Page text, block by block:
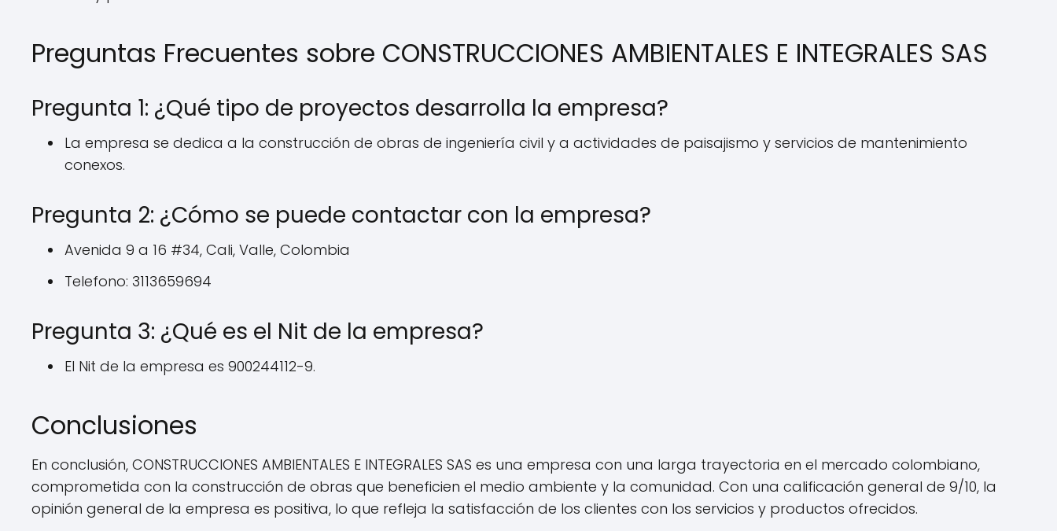
Preguntas Frecuentes sobre CONSTRUCCIONES AMBIENTALES E INTEGRALES SAS
Pregunta 1: ¿Qué tipo de proyectos desarrolla la empresa?
La empresa se dedica a la construcción de obras de ingeniería civil y a actividades de paisajismo y servicios de mantenimiento
conexos.
Pregunta 2: ¿Cómo se puede contactar con la empresa?
Avenida 9 a 16 #34, Cali, Valle, Colombia
Telefono: 3113659694
Pregunta 3: ¿Qué es el Nit de la empresa?
El Nit de la empresa es 900244112-9.
Conclusiones
En conclusión, CONSTRUCCIONES AMBIENTALES E INTEGRALES SAS es una empresa con una larga trayectoria en el mercado colombiano,
comprometida con la construcción de obras que beneficien el medio ambiente y la comunidad. Con una calificación general de 9/10, la
opinión general de la empresa es positiva, lo que refleja la satisfacción de los clientes con los servicios y productos ofrecidos.